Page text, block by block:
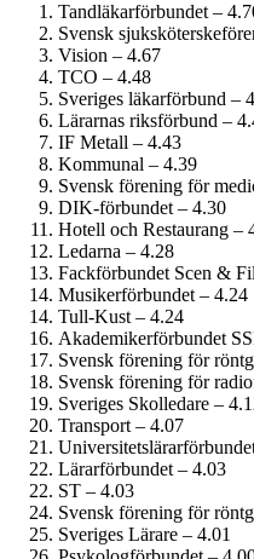
Tandläkar­förbundet –
Svensk
Vision – 4.67
TCO – 4.48
Sveriges läkarförbund –
Lärarnas riksförbund –
IF Metall – 4.43
Kommunal – 4.39
Svensk förening för
DIK-förbundet – 4.30
Hotell och Restaurang –
Ledarna – 4.28
Fackförbundet Scen &
Musiker­förbundet – 4.24
Tull-Kust – 4.24
Akademiker­förbundet
Svensk förening för
Svensk förening för
Sveriges Skolledare –
Transport – 4.07
Lärarförbundet – 4.03
ST – 4.03
Svensk förening för
Sveriges Lärare – 4.01